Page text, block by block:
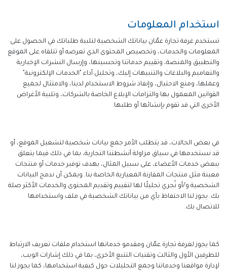
استخدام المعلومات
تستخدم غرفة تجارة عمّان بياناتك الشخصية لتلبية طلباتك في الحصول على
المعلومات والخدمات، وتخصيص المحتوى الذي تعرضه أو تتلقاه على الموقع
والتطبيق والمنصة، وتقييم خدماتنا وتحسينها، وإرسال النشرات الإخبارية
والتعاميم والبلاغات والتنبيهات إليك، وتحليل أداء "الخدمات الإلكترونية"
وعملها، ومنع الاحتيال، وإنفاذ شروط الاستخدام لدينا، والامتثال لجميع
القوانين المعمول بها والتزامات الإبلاغ الخاصة بالشركات، وتلبية الأغراض
الأخرى التي قد تقوم بإنشائها أو طلبها.
في بعض الحالات، قد يتطلب الأمر جمع بيانات شخصية لتشغيل الموقع، أو
قد نستخدمها في سياق مزاولة أنشطتنا التجارية، بما في ذلك فيما يتعلق
ببعض خدمات الأعضاء، على سبيل المثال، بهدف توفير خدمات أو منتجات
معينة مثل منتجات المقارنة المعيارية الخاصة بنا. ويمكن أن ندمج البيانات
الشخصية و/أو نُجري تحليلًا لها لتقييم وتقديم المحتوى والخدمات الأكثر صلة
بك. يجوز لنا الاحتفاظ بأي من بياناتك الشخصية في ملف واستخدامها
للاتصال بك.
كما يجوز لغرفة تجارة عمّان ومقدمو خدماتها استخدام ملفات تعريف الارتباط
للطرفين الأول والثالث وتقنيات التتبع الأخرى، بما في ذلك إشارات الويب،
لإدارة مواقعنا وخدماتنا وجمع التحليلات حول كيفية استخدامها، كما يجوز لنا